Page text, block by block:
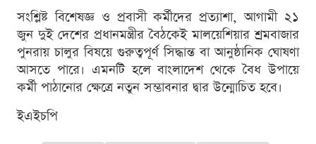
সংশ্লিষ্ট বিশেষজ্ঞ ও প্রবাসী কর্মীদের প্রত্যাশা, আগামী ২১
জুন দুই দেশের প্রধানমন্ত্রীর বৈঠকেই মালয়েশিয়ার শ্রমবাজার
পুনরায় চালুর বিষয়ে গুরুত্বপূর্ণ সিদ্ধান্ত বা আনুষ্ঠানিক ঘোষণা
আসতে পারে। এমনটি হলে বাংলাদেশ থেকে বৈধ উপায়ে
কর্মী পাঠানোর ক্ষেত্রে নতুন সম্ভাবনার দ্বার উন্মোচিত হবে।
ইএইচপি